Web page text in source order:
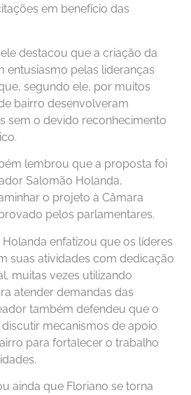
em benefício das
destacou que a criação da
entusiasmo pelas lideranças
segundo ele, por muitos
bairro desenvolveram
sem o devido reconhecimento
lembrou que a proposta foi
Salomão Holanda,
o projeto à Câmara
pelos parlamentares.
enfatizou que os líderes
suas atividades com dedicação
muitas vezes utilizando
atender demandas das
também defendeu que o
mecanismos de apoio
para fortalecer o trabalho
ainda que Floriano se torna